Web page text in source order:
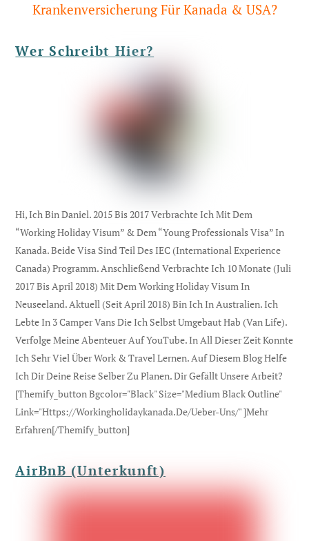
Krankenversicherung Für Kanada & USA?
Wer Schreibt Hier?
Hi, Ich Bin Daniel. 2015 Bis 2017 Verbrachte Ich Mit Dem
“Working Holiday Visum” & Dem “Young Professionals Visa” In
Kanada. Beide Visa Sind Teil Des IEC (international Experience
Canada) Programm. Anschließend Verbrachte Ich 10 Monate (Juli
2017 Bis April 2018) Mit Dem Working Holiday Visum In
Neuseeland. Aktuell (seit April 2018) Bin Ich In Australien. Ich
Lebte In 3 Camper Vans Die Ich Selbst Umgebaut Hab (Van Life).
Verfolge Meine Abenteuer Auf YouTube. In All Dieser Zeit Konnte
Ich Sehr Viel Über Work & Travel Lernen. Auf Diesem Blog Helfe
Ich Dir Deine Reise Selber Zu Planen. Dir Gefällt Unsere Arbeit?
[themify_button Bgcolor="black" Size="medium Black Outline"
Link="https://workingholidaykanada.de/ueber-Uns/" ]Mehr
Erfahren[/themify_button]
AirBnB (Unterkunft)